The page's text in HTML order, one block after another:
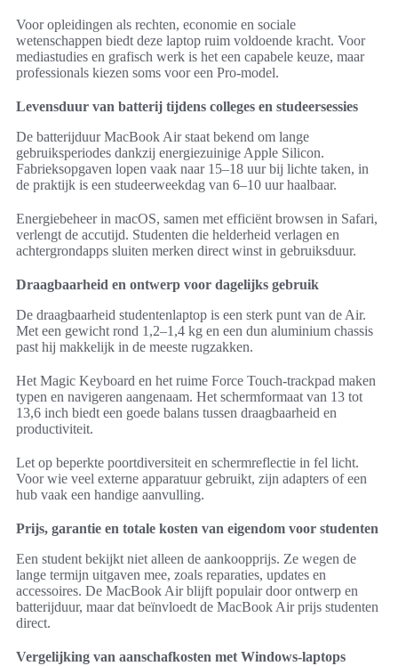
Voor opleidingen als rechten, economie en sociale
wetenschappen biedt deze laptop ruim voldoende kracht. Voor
mediastudies en grafisch werk is het een capabele keuze, maar
professionals kiezen soms voor een Pro-model.
Levensduur van batterij tijdens colleges en studeersessies
De batterijduur MacBook Air staat bekend om lange
gebruiksperiodes dankzij energiezuinige Apple Silicon.
Fabrieksopgaven lopen vaak naar 15–18 uur bij lichte taken, in
de praktijk is een studeerweekdag van 6–10 uur haalbaar.
Energiebeheer in macOS, samen met efficiënt browsen in Safari,
verlengt de accutijd. Studenten die helderheid verlagen en
achtergrondapps sluiten merken direct winst in gebruiksduur.
Draagbaarheid en ontwerp voor dagelijks gebruik
De draagbaarheid studentenlaptop is een sterk punt van de Air.
Met een gewicht rond 1,2–1,4 kg en een dun aluminium chassis
past hij makkelijk in de meeste rugzakken.
Het Magic Keyboard en het ruime Force Touch-trackpad maken
typen en navigeren aangenaam. Het schermformaat van 13 tot
13,6 inch biedt een goede balans tussen draagbaarheid en
productiviteit.
Let op beperkte poortdiversiteit en schermreflectie in fel licht.
Voor wie veel externe apparatuur gebruikt, zijn adapters of een
hub vaak een handige aanvulling.
Prijs, garantie en totale kosten van eigendom voor studenten
Een student bekijkt niet alleen de aankoopprijs. Ze wegen de
lange termijn uitgaven mee, zoals reparaties, updates en
accessoires. De MacBook Air blijft populair door ontwerp en
batterijduur, maar dat beïnvloedt de MacBook Air prijs studenten
direct.
Vergelijking van aanschafkosten met Windows-laptops